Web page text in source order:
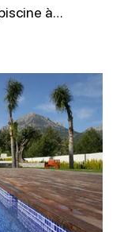
à…